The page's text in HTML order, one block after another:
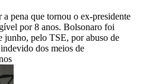
a pena que tornou o ex-presidente
por 8 anos. Bolsonaro foi
junho, pelo TSE, por abuso de
dos meios de